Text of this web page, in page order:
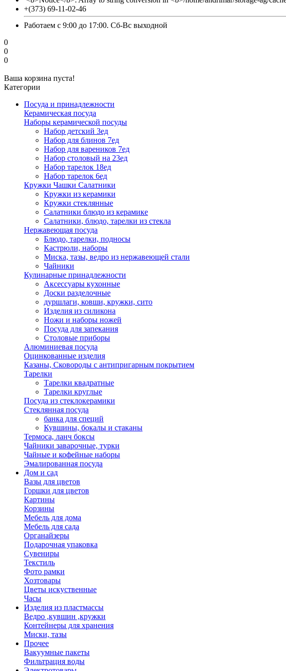
+(373) 69-11-02-46
Работаем с 9:00 до 17:00. Сб-Вс выходной
0
0
0
Ваша корзина пуста!
Категории
Посуда и принадлежности
Керамическая посуда
Наборы керамической посуды
Набор детский 3ед
Набор для блинов 7ед
Набор для вареников 7ед
Набор столовый на 23ед
Набор тарелок 18ед
Набор тарелок 6ед
Кружки Чашки Салатники
Кружки из керамики
Кружки стеклянные
Салатники блюдо из керамике
Салатники, блюдо, тарелки из стекла
Нержавеющая посуда
Блюдо, тарелки, подносы
Кастрюли, наборы
Миска, тазы, ведро из нержавеющей стали
Чайники
Кулинарные принадлежности
Аксессуары кухонные
Доски разделочные
дуршлаги, ковши, кружки, сито
Изделия из силикона
Ножи и наборы ножей
Посуда для запекания
Столовые приборы
Алюминиевая посуда
Оцинкованные изделия
Казаны, Сковороды с антипригарным покрытием
Тарелки
Тарелки квадратные
Тарелки круглые
Посуда из стеклокерамики
Стеклянная посуда
банка для специй
Кувшины, бокалы и стаканы
Термоса, ланч боксы
Чайники заварочные, турки
Чайные и кофейные наборы
Эмалированная посуда
Дом и сад
Вазы для цветов
Горшки для цветов
Картины
Корзины
Мебель для дома
Мебель для сада
Органайзеры
Подарочная упаковка
Сувениры
Текстиль
Фото рамки
Хозтовары
Цветы искуственные
Часы
Изделия из пластмассы
Ведро ,кувшин ,кружки
Контейнеры для хранения
Миски, тазы
Прочее
Вакуумные пакеты
Фильтрация воды